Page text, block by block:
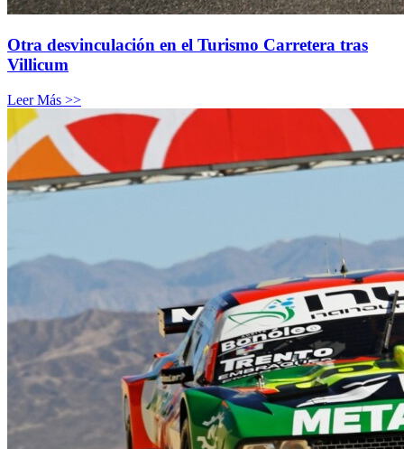
Otra desvinculación en el Turismo Carretera tras
Villicum
Leer Más >>